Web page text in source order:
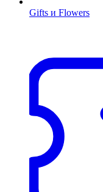
Gifts и Flowers